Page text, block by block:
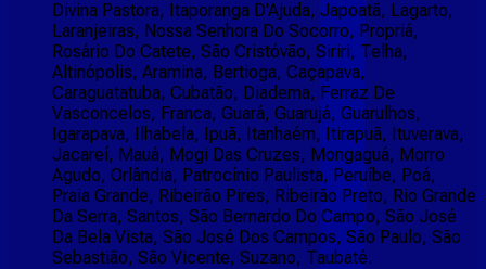
Divina Pastora, Itaporanga D'Ajuda, Japoatã, Lagarto,
Laranjeiras, Nossa Senhora Do Socorro, Propriá,
Rosário Do Catete, São Cristóvão, Siriri, Telha,
Altinópolis, Aramina, Bertioga, Caçapava,
Caraguatatuba, Cubatão, Diadema, Ferraz De
Vasconcelos, Franca, Guará, Guarujá, Guarulhos,
Igarapava, Ilhabela, Ipuã, Itanhaém, Itirapuã, Ituverava,
Jacareí, Mauá, Mogi Das Cruzes, Mongaguá, Morro
Agudo, Orlândia, Patrocínio Paulista, Peruíbe, Poá,
Praia Grande, Ribeirão Pires, Ribeirão Preto, Rio Grande
Da Serra, Santos, São Bernardo Do Campo, São José
Da Bela Vista, São José Dos Campos, São Paulo, São
Sebastião, São Vicente, Suzano, Taubaté.